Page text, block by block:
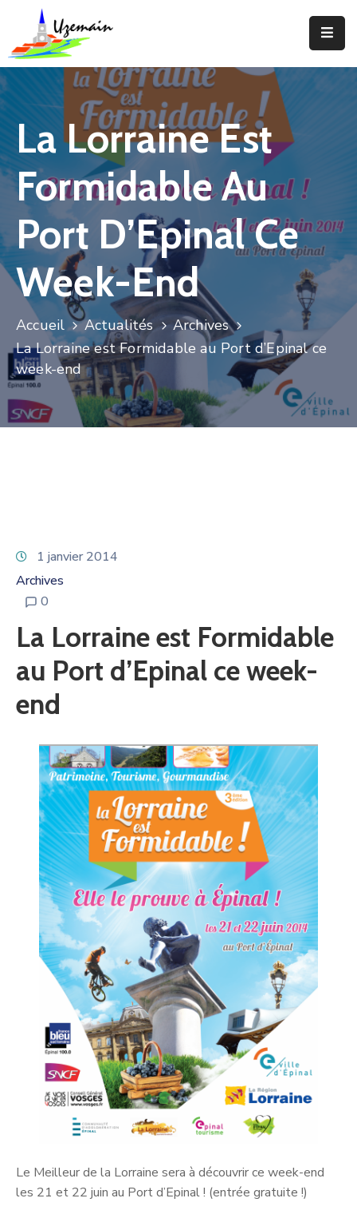
Actualités
Agenda
Votre
Votre
Mairie
Services
Vie
Locale
Enfance
La Lorraine Est
Formidable Au
Port D’Epinal Ce
Week-End
Accueil Actualités
Archives
La Lorraine est Formidable au Port d’Epinal ce
week-end
1 janvier 2014
Archives
0
La Lorraine est Formidable
au Port d’Epinal ce week-
end
Le Meilleur de la Lorraine sera à découvrir ce week-end
les 21 et 22 juin au Port d’Epinal ! (entrée gratuite !)